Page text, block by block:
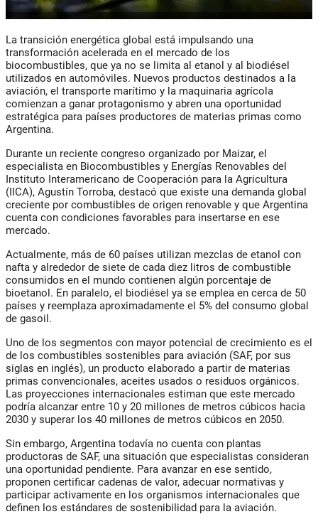
La transición energética global está impulsando una
transformación acelerada en el mercado de los
biocombustibles, que ya no se limita al etanol y al biodiésel
utilizados en automóviles. Nuevos productos destinados a la
aviación, el transporte marítimo y la maquinaria agrícola
comienzan a ganar protagonismo y abren una oportunidad
estratégica para países productores de materias primas como
Argentina.
Durante un reciente congreso organizado por Maizar, el
especialista en Biocombustibles y Energías Renovables del
Instituto Interamericano de Cooperación para la Agricultura
(IICA), Agustín Torroba, destacó que existe una demanda global
creciente por combustibles de origen renovable y que Argentina
cuenta con condiciones favorables para insertarse en ese
mercado.
Actualmente, más de 60 países utilizan mezclas de etanol con
nafta y alrededor de siete de cada diez litros de combustible
consumidos en el mundo contienen algún porcentaje de
bioetanol. En paralelo, el biodiésel ya se emplea en cerca de 50
países y reemplaza aproximadamente el 5% del consumo global
de gasoil.
Uno de los segmentos con mayor potencial de crecimiento es el
de los combustibles sostenibles para aviación (SAF, por sus
siglas en inglés), un producto elaborado a partir de materias
primas convencionales, aceites usados o residuos orgánicos.
Las proyecciones internacionales estiman que este mercado
podría alcanzar entre 10 y 20 millones de metros cúbicos hacia
2030 y superar los 40 millones de metros cúbicos en 2050.
Sin embargo, Argentina todavía no cuenta con plantas
productoras de SAF, una situación que especialistas consideran
una oportunidad pendiente. Para avanzar en ese sentido,
proponen certificar cadenas de valor, adecuar normativas y
participar activamente en los organismos internacionales que
definen los estándares de sostenibilidad para la aviación.